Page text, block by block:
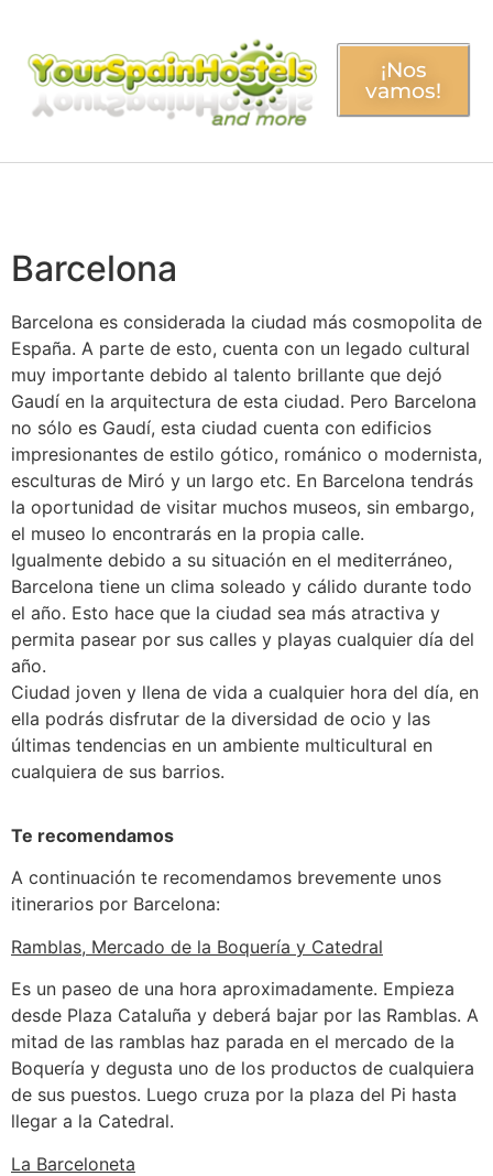
¡Nos
vamos!
Barcelona
Barcelona es considerada la ciudad más cosmopolita de
España. A parte de esto, cuenta con un legado cultural
muy importante debido al talento brillante que dejó
Gaudí en la arquitectura de esta ciudad. Pero Barcelona
no sólo es Gaudí, esta ciudad cuenta con edificios
impresionantes de estilo gótico, románico o modernista,
esculturas de Miró y un largo etc. En Barcelona tendrás
la oportunidad de visitar muchos museos, sin embargo,
el museo lo encontrarás en la propia calle.
Igualmente debido a su situación en el mediterráneo,
Barcelona tiene un clima soleado y cálido durante todo
el año. Esto hace que la ciudad sea más atractiva y
permita pasear por sus calles y playas cualquier día del
año.
Ciudad joven y llena de vida a cualquier hora del día, en
ella podrás disfrutar de la diversidad de ocio y las
últimas tendencias en un ambiente multicultural en
cualquiera de sus barrios.
Te recomendamos
A continuación te recomendamos brevemente unos
itinerarios por Barcelona:
Ramblas, Mercado de la Boquería y Catedral
Es un paseo de una hora aproximadamente. Empieza
desde Plaza Cataluña y deberá bajar por las Ramblas. A
mitad de las ramblas haz parada en el mercado de la
Boquería y degusta uno de los productos de cualquiera
de sus puestos. Luego cruza por la plaza del Pi hasta
llegar a la Catedral.
La Barceloneta